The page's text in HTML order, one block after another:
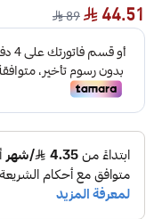
44.51
89